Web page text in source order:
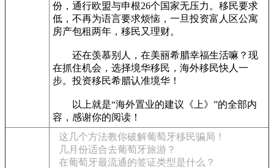
份，通行欧盟与申根26个国家无压力。移民要求
低，不再为语言要求烦恼，一旦投资富人区公寓
房产包租两年，移民又理财。
还在羡慕别人，在美丽希腊幸福生活嘛？现
在抓住机会，选择境华移民，海外移民快人一
步。投资移民希腊认准境华！
以上就是“海外置业的建议《上》”的全部内
容，感谢你的阅读！
这几个方法教你破解葡萄牙移民骗局！
几月份适合去葡萄牙旅游？
在葡萄牙最流通的签证类型是什么？